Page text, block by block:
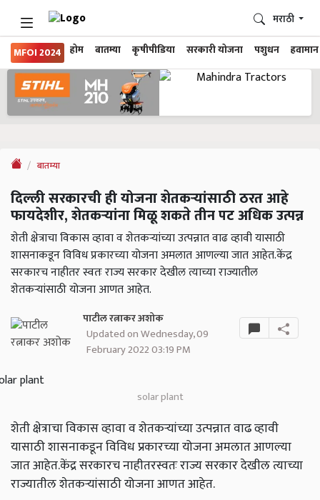
MFOI 2024 होम बातम्या कृषीपीडिया सरकारी योजना पशुधन हवामान
मराठी
बातम्या
दिल्ली सरकारची ही योजना शेतकऱ्यांसाठी ठरत आहे
फायदेशीर, शेतकऱ्यांना मिळू शकते तीन पट अधिक उत्पन्न
शेती क्षेत्राचा विकास व्हावा व शेतकऱ्यांच्या उत्पन्नात वाढ व्हावी यासाठी
शासनाकडून विविध प्रकारच्या योजना अमलात आणल्या जात आहेत.केंद्र
सरकारच नाहीतर स्वतः राज्य सरकार देखील त्याच्या राज्यातील
शेतकऱ्यांसाठी योजना आणत आहेत.
पाटील रत्नाकर अशोक
Updated on Wednesday, 09
February 2022 03:19 PM
solar plant
शेती क्षेत्राचा विकास व्हावा व शेतकऱ्यांच्या उत्पन्नात वाढ व्हावी
यासाठी शासनाकडून विविध प्रकारच्या योजना अमलात आणल्या
जात आहेत.केंद्र सरकारच नाहीतरस्वतः राज्य सरकार देखील त्याच्या
राज्यातील शेतकऱ्यांसाठी योजना आणत आहेत.